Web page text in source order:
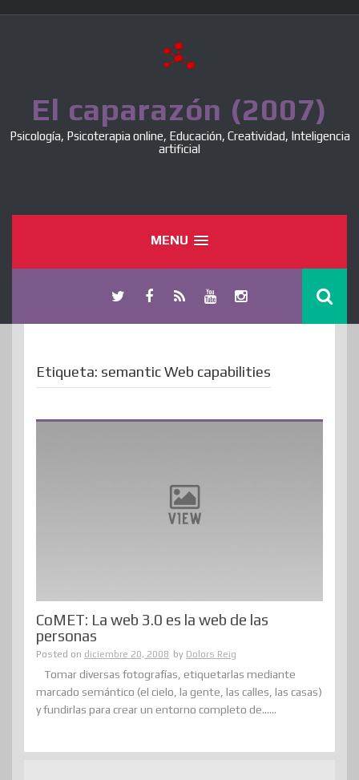
El caparazón (2007)
Psicología, Psicoterapia online, Educación, Creatividad, Inteligencia
artificial
MENU
Etiqueta: semantic Web capabilities
CoMET: La web 3.0 es la web de las
personas
Posted on diciembre 20, 2008 by Dolors Reig
Tomar diversas fotografías, etiquetarlas mediante
marcado semántico (el cielo, la gente, las calles, las casas)
y fundirlas para crear un entorno completo de......